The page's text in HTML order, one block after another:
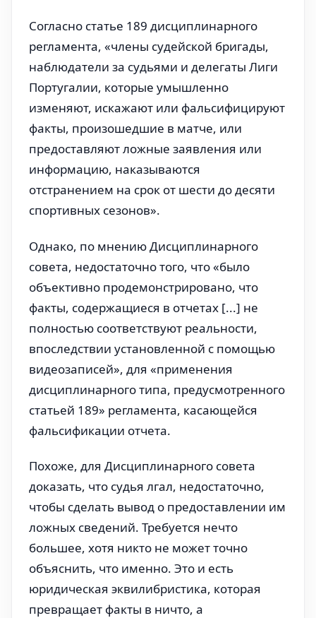
Согласно статье 189 дисциплинарного
регламента, «члены судейской бригады,
наблюдатели за судьями и делегаты Лиги
Португалии, которые умышленно
изменяют, искажают или фальсифицируют
факты, произошедшие в матче, или
предоставляют ложные заявления или
информацию, наказываются
отстранением на срок от шести до десяти
спортивных сезонов».
Однако, по мнению Дисциплинарного
совета, недостаточно того, что «было
объективно продемонстрировано, что
факты, содержащиеся в отчетах [...] не
полностью соответствуют реальности,
впоследствии установленной с помощью
видеозаписей», для «применения
дисциплинарного типа, предусмотренного
статьей 189» регламента, касающейся
фальсификации отчета.
Похоже, для Дисциплинарного совета
доказать, что судья лгал, недостаточно,
чтобы сделать вывод о предоставлении им
ложных сведений. Требуется нечто
большее, хотя никто не может точно
объяснить, что именно. Это и есть
юридическая эквилибристика, которая
превращает факты в ничто, а